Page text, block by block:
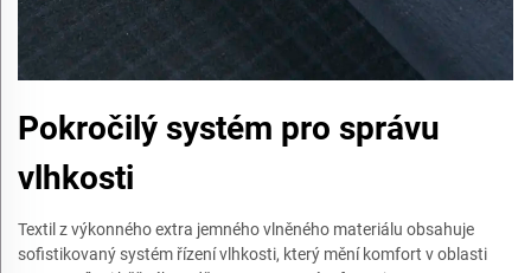
Pokročilý systém pro správu
vlhkosti
Textil z výkonného extra jemného vlněného materiálu obsahuje
sofistikovaný systém řízení vlhkosti, který mění komfort v oblasti